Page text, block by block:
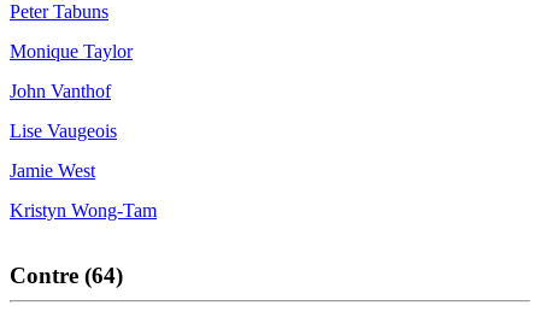
Peter Tabuns
Monique Taylor
John Vanthof
Lise Vaugeois
Jamie West
Kristyn Wong-Tam
Contre (64)